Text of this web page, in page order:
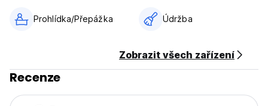
Prohlídka/Přepážka Údržba
Zobrazit všech zařízení
Recenze